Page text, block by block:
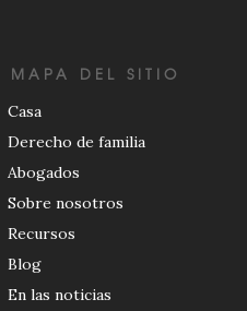
MAPA DEL SITIO
Casa
Derecho de familia
Abogados
Sobre nosotros
Recursos
Blog
En las noticias